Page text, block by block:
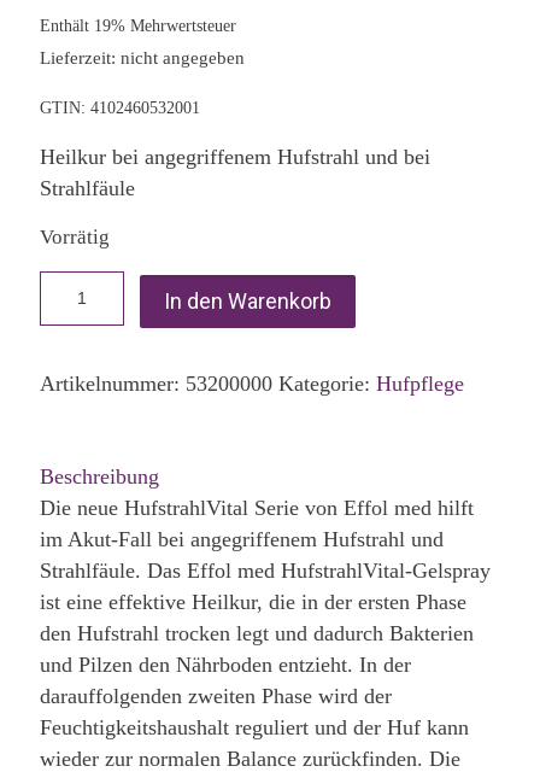
Enthält 19% Mehrwertsteuer
Lieferzeit: nicht angegeben
GTIN: 4102460532001
Heilkur bei angegriffenem Hufstrahl und bei
Strahlfäule
Vorrätig
In den Warenkorb
Artikelnummer: 53200000 Kategorie: Hufpflege
Beschreibung
Die neue HufstrahlVital Serie von Effol med hilft
im Akut-Fall bei angegriffenem Hufstrahl und
Strahlfäule. Das Effol med HufstrahlVital-Gelspray
ist eine effektive Heilkur, die in der ersten Phase
den Hufstrahl trocken legt und dadurch Bakterien
und Pilzen den Nährboden entzieht. In der
darauffolgenden zweiten Phase wird der
Feuchtigkeitshaushalt reguliert und der Huf kann
wieder zur normalen Balance zurückfinden. Die